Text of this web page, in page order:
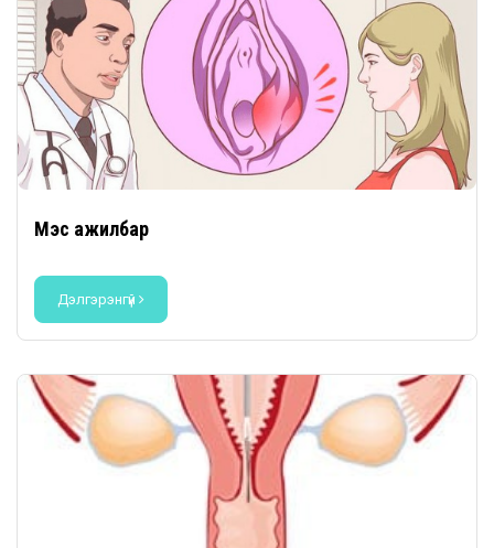
Мэс ажилбар
Дэлгэрэнгүй